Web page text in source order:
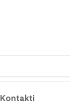
Kontakti